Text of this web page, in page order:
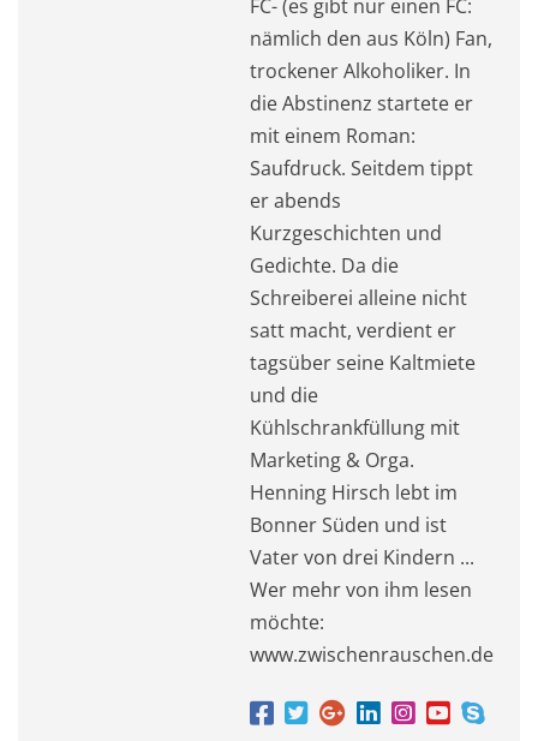
FC- (es gibt nur einen FC:
nämlich den aus Köln) Fan,
trockener Alkoholiker. In
die Abstinenz startete er
mit einem Roman:
Saufdruck. Seitdem tippt
er abends
Kurzgeschichten und
Gedichte. Da die
Schreiberei alleine nicht
satt macht, verdient er
tagsüber seine Kaltmiete
und die
Kühlschrankfüllung mit
Marketing & Orga.
Henning Hirsch lebt im
Bonner Süden und ist
Vater von drei Kindern ...
Wer mehr von ihm lesen
möchte:
www.zwischenrauschen.de